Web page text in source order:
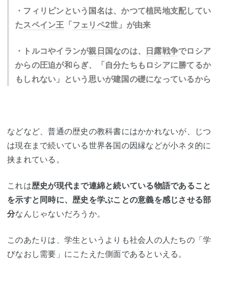
・フィリピンという国名は、かつて植民地支配してい
たスペイン王 「フェリペ2世 」が由来
・トルコやイランが親日 国なのは、 日露戦争でロシア
からの圧迫が和らぎ、「自分たちもロシアに勝てるか
もしれない」という思いが建国の礎になっているから
などなど、普通の歴史の教科書にはかかれないが、じつ
は現在まで続いている世界各国の因縁などが小ネタ的に
挟まれている。
これは歴史が現代まで連綿と続いている物語であること
を示すと同時に、歴史を学ぶことの意義を感じさせる部
分なんじゃないだろうか。
このあたりは、学生というよりも社会人の人たちの「学
びなおし需要」にこたえた側面であるといえる。